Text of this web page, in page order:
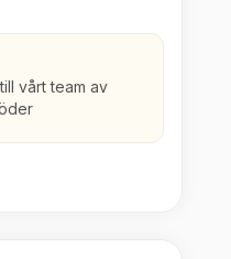
vårt team av